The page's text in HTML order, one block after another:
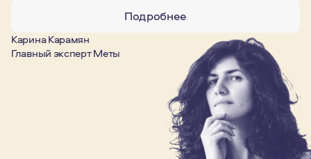
Подробнее
Карина Карамян
Главный эксперт Меты